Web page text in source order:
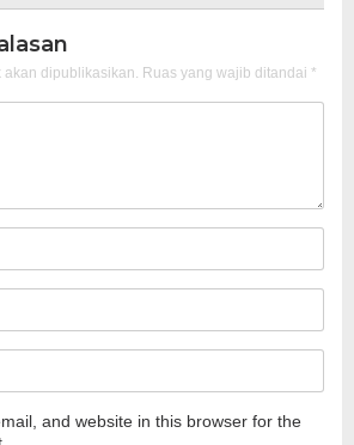
akan dipublikasikan. Ruas yang wajib ditandai *
and website in this browser for the